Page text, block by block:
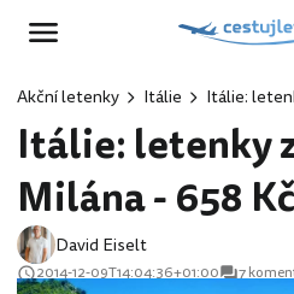
Akční letenky Itálie Itálie:
Itálie: letenky
Milána - 658
David Eiselt
2014-12-09T14:04:36+01:00 7